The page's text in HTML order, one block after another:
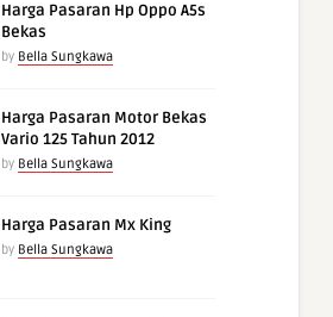
Harga Pasaran Hp Oppo A5s
Bekas
by Bella Sungkawa
Harga Pasaran Motor Bekas
Vario 125 Tahun 2012
by Bella Sungkawa
Harga Pasaran Mx King
by Bella Sungkawa